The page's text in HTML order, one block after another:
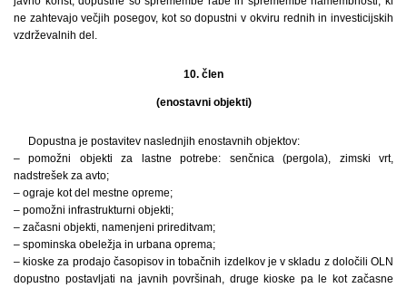
ne zahtevajo večjih posegov, kot so dopustni v okviru rednih in investicijskih
vzdrževalnih del.
10. člen
(enostavni objekti)
Dopustna je postavitev naslednjih enostavnih objektov:
– pomožni objekti za lastne potrebe: senčnica (pergola), zimski vrt,
nadstrešek za avto;
– ograje kot del mestne opreme;
– pomožni infrastrukturni objekti;
– začasni objekti, namenjeni prireditvam;
– spominska obeležja in urbana oprema;
– kioske za prodajo časopisov in tobačnih izdelkov je v skladu z določili OLN
dopustno postavljati na javnih površinah, druge kioske pa le kot začasne